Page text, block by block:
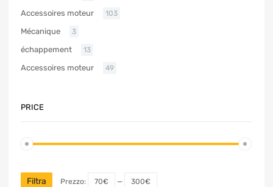
Accessoires moteur 103
Mécanique 3
échappement 13
Accessoires moteur 49
PRICE
Filtra Prezzo: 70€ — 300€